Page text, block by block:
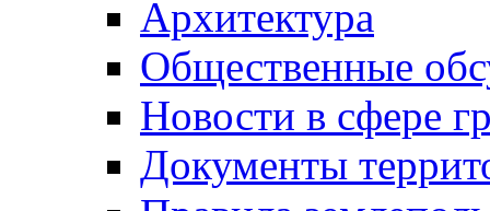
Архитектура
Общественные
Новости в сфере
Документы